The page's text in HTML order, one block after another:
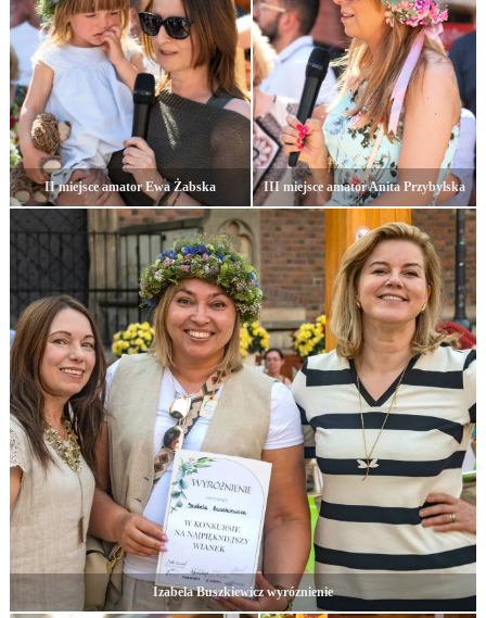
II miejsce amator Ewa Żabska III miejsce amator Anita Przybylska
Izabela Buszkiewicz wyróznienie